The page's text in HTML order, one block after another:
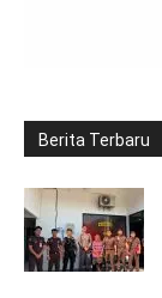
Berita Terbaru